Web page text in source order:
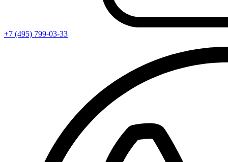
+7 (495) 799-03-33